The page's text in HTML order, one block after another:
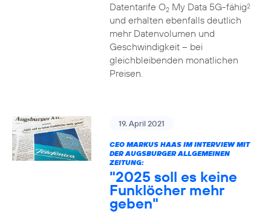
Datentarife O2My Data 5G-fähig2
und erhalten ebenfalls deutlich
mehr Datenvolumen und
Geschwindigkeit – bei
gleichbleibenden monatlichen
Preisen.
19. April 2021
CEO MARKUS HAAS IM INTERVIEW MIT
DER AUGSBURGER ALLGEMEINEN
ZEITUNG:
"2025 soll es keine
Funklöcher mehr
geben"